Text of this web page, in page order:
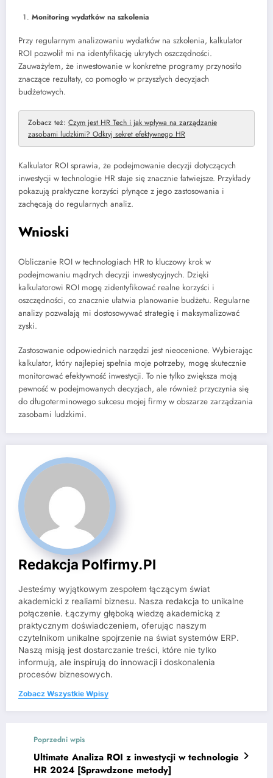
Monitoring wydatków na szkolenia
Przy regularnym analizowaniu wydatków na szkolenia, kalkulator
ROI pozwolił mi na identyfikację ukrytych oszczędności.
Zauważyłem, że inwestowanie w konkretne programy przynosiło
znaczące rezultaty, co pomogło w przyszłych decyzjach
budżetowych.
Zobacz też: Czym jest HR Tech i jak wpływa na zarządzanie
zasobami ludzkimi? Odkryj sekret efektywnego HR
Kalkulator ROI sprawia, że podejmowanie decyzji dotyczących
inwestycji w technologie HR staje się znacznie łatwiejsze. Przykłady
pokazują praktyczne korzyści płynące z jego zastosowania i
zachęcają do regularnych analiz.
Wnioski
Obliczanie ROI w technologiach HR to kluczowy krok w
podejmowaniu mądrych decyzji inwestycyjnych. Dzięki
kalkulatorowi ROI mogę zidentyfikować realne korzyści i
oszczędności, co znacznie ułatwia planowanie budżetu. Regularne
analizy pozwalają mi dostosowywać strategię i maksymalizować
zyski.
Zastosowanie odpowiednich narzędzi jest nieocenione. Wybierając
kalkulator, który najlepiej spełnia moje potrzeby, mogę skutecznie
monitorować efektywność inwestycji. To nie tylko zwiększa moją
pewność w podejmowanych decyzjach, ale również przyczynia się
do długoterminowego sukcesu mojej firmy w obszarze zarządzania
zasobami ludzkimi.
Redakcja Polfirmy.pl
Jesteśmy wyjątkowym zespołem łączącym świat
akademicki z realiami biznesu. Nasza redakcja to unikalne
połączenie. Łączymy głęboką wiedzę akademicką z
praktycznym doświadczeniem, oferując naszym
czytelnikom unikalne spojrzenie na świat systemów ERP.
Naszą misją jest dostarczanie treści, które nie tylko
informują, ale inspirują do innowacji i doskonalenia
procesów biznesowych.
Zobacz Wszystkie Wpisy
Poprzedni wpis
Ultimate Analiza ROI z inwestycji w technologie
HR 2024 [Sprawdzone metody]